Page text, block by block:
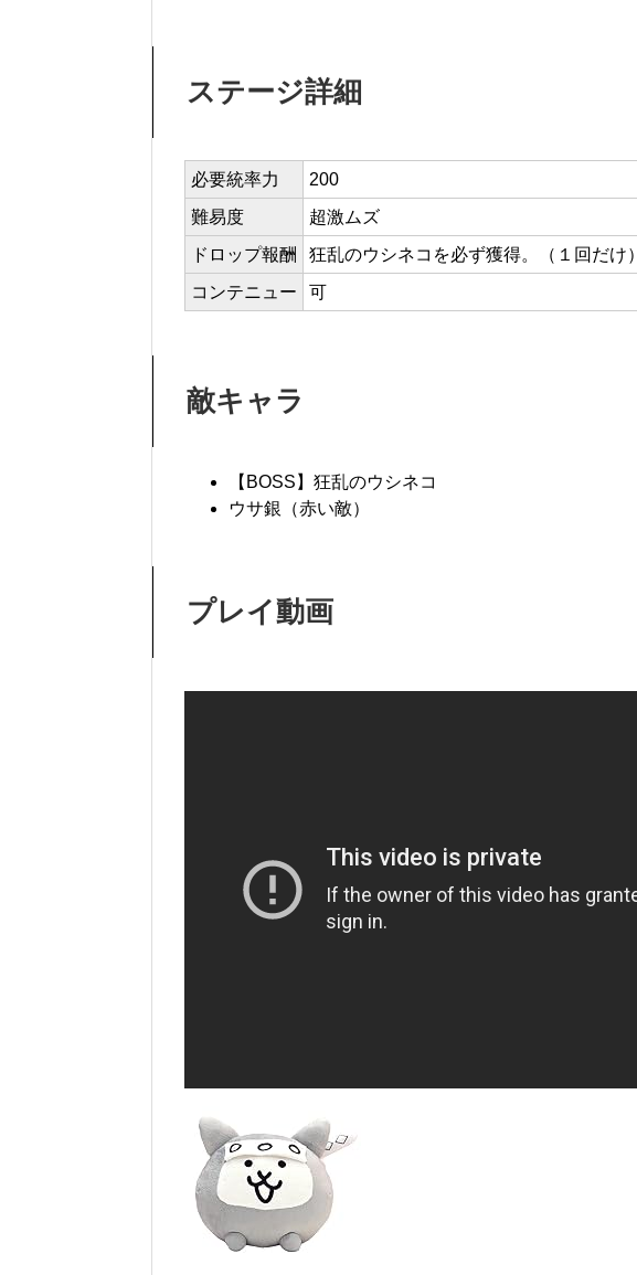
ステージ詳細
必要統率力
200
難易度
超激ムズ
ドロップ報酬
狂乱のウシネコを必ず獲得。（１回だけ）
コンテニュー
可
敵キャラ
【BOSS】狂乱のウシネコ
ウサ銀（赤い敵）
プレイ動画